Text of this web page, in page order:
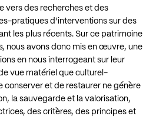
vers des recherches et des
pratiques d’interventions sur des
les plus récents. Sur ce patrimoine
nous avons donc mis en œuvre, une
en nous interrogeant sur leur
vue matériel que culturel-
conserver et de restaurer ne génère
la sauvegarde et la valorisation,
des critères, des principes et